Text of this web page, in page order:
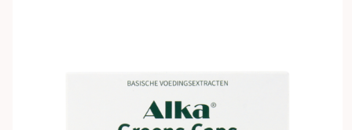
€ 0,00
Verzendkosten GRATIS